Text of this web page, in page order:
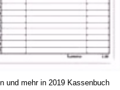
und mehr in 2019 Kassenbuch